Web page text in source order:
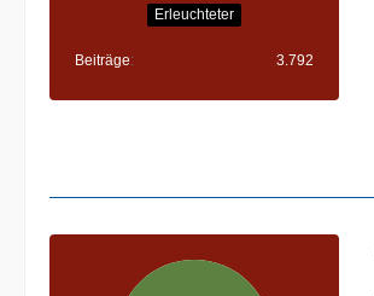
Erleuchteter
Beiträge 3.792